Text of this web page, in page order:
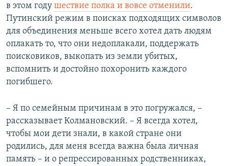
в этом году шествие полка и вовсе отменили.
Путинский режим в поисках подходящих символов
для объединения меньше всего хотел дать людям
оплакать то, что они недоплакали, поддержать
поисковиков, выкопать из земли убитых,
вспомнить и достойно похоронить каждого
погибшего.
– Я по семейным причинам в это погружался, –
рассказывает Колмановский. – ​Я всегда хотел,
чтобы мои дети знали, в какой стране они
родились, для меня всегда важна была личная
память – и о репрессированных родственниках,